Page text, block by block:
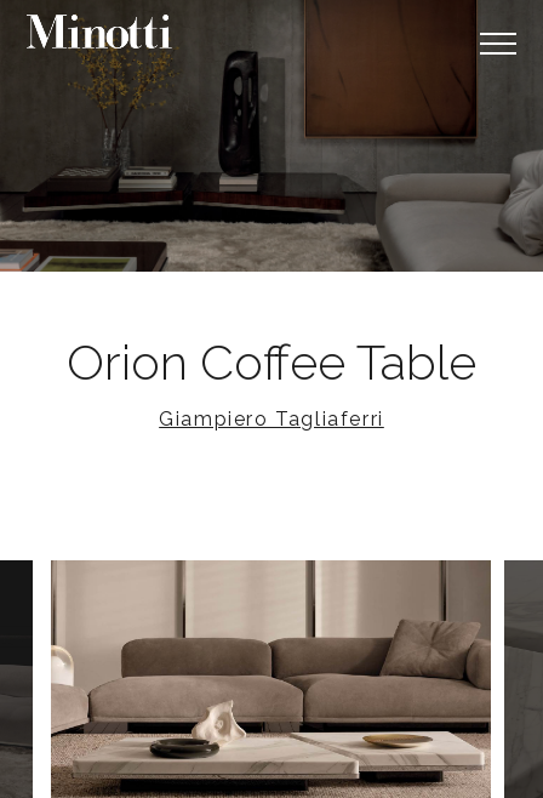
Orion Coffee Table
Giampiero Tagliaferri